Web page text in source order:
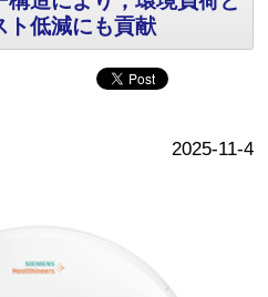
ト低減にも貢献
2025-11-4